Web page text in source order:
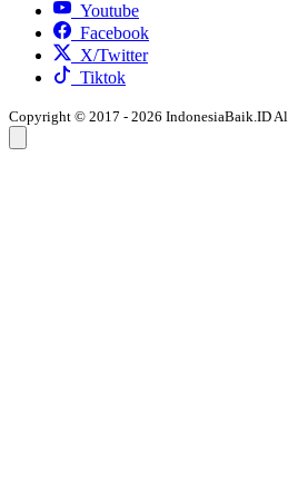
Youtube
Facebook
X/Twitter
Tiktok
Copyright © 2017 - 2026 IndonesiaBaik.ID